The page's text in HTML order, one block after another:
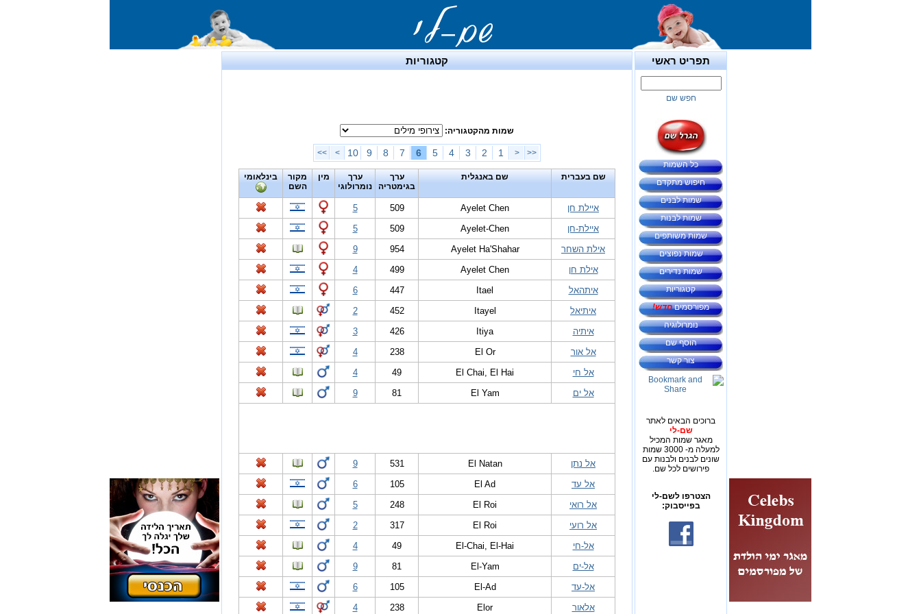
תפריט ראשי
חפש שם
כל השמות
חיפוש מתקדם
שמות לבנים
שמות לבנות
שמות משותפים
שמות נפוצים
שמות נדירים
קטגוריות
מפורסמיםחדש!
נומרולוגיה
הוסף שם
צור קשר
ברוכים הבאים לאתר
שם-לי
מאגר שמות המכיל
למעלה מ- 3000 שמות
שונים לבנים ולבנות עם
פירושים לכל שם.
הצטרפו לשם-לי
בפייסבוק:
קטגוריות
שמות מהקטגוריה:
<<
<
1
2
3
4
5
6
7
8
9
10
>
>>
שם בעברית שם באנגלית
ערך
בגימטריה
ערך
נומרולוגי
מין
מקור
השם
בינלאומי
איילת חן Ayelet Chen
509
5
איילת-חן
Ayelet-Chen
509
5
אילת השחר
Ayelet Ha'Shahar
954
9
אילת חן
Ayelet Chen
499
4
איתהאל
Itael
447
6
איתיאל
Itayel
452
2
איתיה
Itiya
426
3
אל אור
El Or
238
4
אל חי
El Chai, El Hai
49
4
אל ים
El Yam
81
9
אל נתן El Natan
531
9
אל עד
El Ad
105
6
אל רואי
El Roi
248
5
אל רועי
El Roi
317
2
אל-חי
El-Chai, El-Hai
49
4
אל-ים
El-Yam
81
9
אל-עד
El-Ad
105
6
אלאור
Elor
238
4